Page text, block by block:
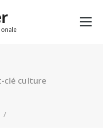
clé culture
/